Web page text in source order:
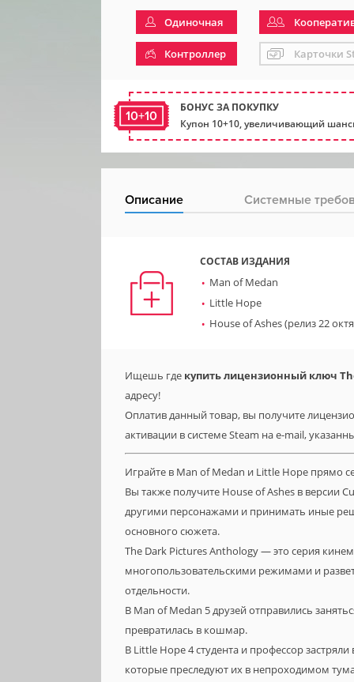
Одиночная
Контроллер Карточки
10+10
БОНУС ЗА ПОКУПКУ
Купон 10+10, увеличивающий
Описание Системные
СОСТАВ ИЗДАНИЯ
Man of Medan
Little Hope
House of Ashes (релиз 22
Ищешь где купить лицензионный ключ
адресу!
Оплатив данный товар, вы получите
активации в системе Steam на e-mail,
Играйте в Man of Medan и Little Hope прямо
Вы также получите House of Ashes в версии
другими персонажами и принимать иные
основного сюжета.
The Dark Pictures Anthology — это серия
многопользовательскими режимами и
отдельности.
В Man of Medan 5 друзей отправились
превратилась в кошмар.
В Little Hope 4 студента и профессор
которые преследуют их в непроходимом